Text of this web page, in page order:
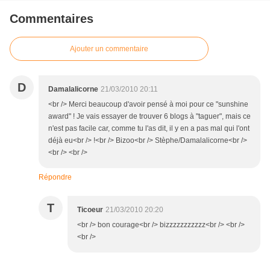
Commentaires
Ajouter un commentaire
D Damalalicorne 21/03/2010 20:11
<br /> Merci beaucoup d'avoir pensé à moi pour ce "sunshine
award" ! Je vais essayer de trouver 6 blogs à "taguer", mais ce
n'est pas facile car, comme tu l'as dit, il y en a pas mal qui l'ont
déjà eu<br /> !<br /> Bizoo<br /> Stèphe/Damalalicorne<br />
<br /> <br />
Répondre
T Ticoeur 21/03/2010 20:20
<br /> bon courage<br /> bizzzzzzzzzzz<br /> <br />
<br />